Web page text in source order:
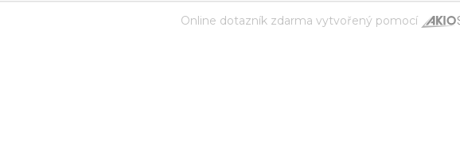
Online dotazník zdarma vytvořený pomocí